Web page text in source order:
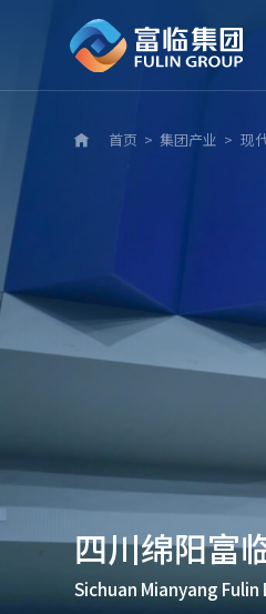
 首页 > 集团产业 > 现
四川绵阳富
Sichuan Mianyang